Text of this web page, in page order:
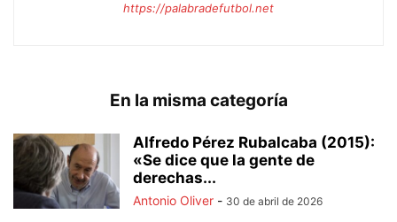
https://palabradefutbol.net
En la misma categoría
Alfredo Pérez Rubalcaba (2015):
«Se dice que la gente de
derechas...
Antonio Oliver - 30 de abril de 2026